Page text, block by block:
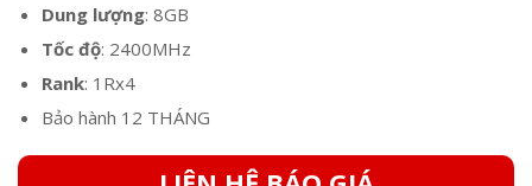
Dung lượng: 8GB
Tốc độ: 2400MHz
Rank: 1Rx4
Bảo hành 12 THÁNG